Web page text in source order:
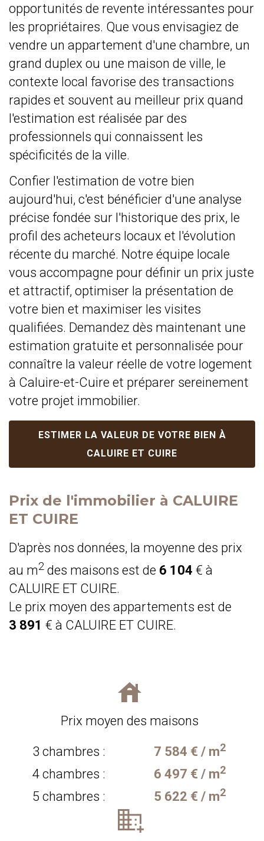
opportunités de revente intéressantes pour
les propriétaires. Que vous envisagiez de
vendre un appartement d'une chambre, un
grand duplex ou une maison de ville, le
contexte local favorise des transactions
rapides et souvent au meilleur prix quand
l'estimation est réalisée par des
professionnels qui connaissent les
spécificités de la ville.
Confier l'estimation de votre bien
aujourd'hui, c'est bénéficier d'une analyse
précise fondée sur l'historique des prix, le
profil des acheteurs locaux et l'évolution
récente du marché. Notre équipe locale
vous accompagne pour définir un prix juste
et attractif, optimiser la présentation de
votre bien et maximiser les visites
qualifiées. Demandez dès maintenant une
estimation gratuite et personnalisée pour
connaître la valeur réelle de votre logement
à Caluire-et-Cuire et préparer sereinement
votre projet immobilier.
ESTIMER LA VALEUR DE VOTRE BIEN À
CALUIRE ET CUIRE
Prix de l'immobilier à CALUIRE
ET CUIRE
D'après nos données, la moyenne des prix
au m2 des maisons est de 6 104 € à
CALUIRE ET CUIRE.
Le prix moyen des appartements est de
3 891 € à CALUIRE ET CUIRE.
Prix moyen des maisons
3 chambres : 7 584 € / m2
4 chambres : 6 497 € / m2
5 chambres : 5 622 € / m2